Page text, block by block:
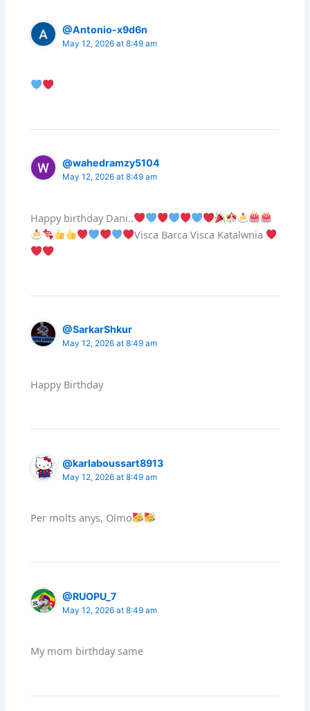
@Antonio-x9d6n
May 12, 2026 at 8:49 am
@wahedramzy5104
May 12, 2026 at 8:49 am
Happy birthday Dani..
Visca Barca Visca Katalwnia
@SarkarShkur
May 12, 2026 at 8:49 am
Happy Birthday
@karlaboussart8913
May 12, 2026 at 8:49 am
Per molts anys, Olmo
@RUOPU_7
May 12, 2026 at 8:49 am
My mom birthday same